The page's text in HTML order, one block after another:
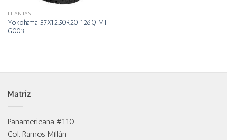
LLANTAS
Yokohama 37X12.50R20 126Q MT
G003
Matriz
Panamericana #110
Col. Ramos Millán